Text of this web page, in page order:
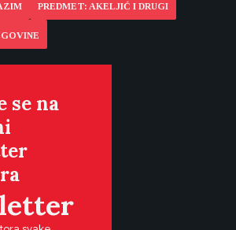
PREDMET: AKELJIĆ I DRUGI
se na